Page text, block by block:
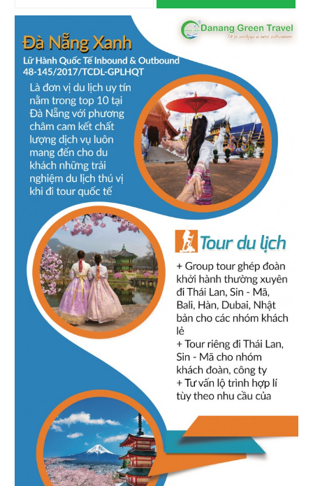
HDV nhiệt tình, thuyết trình tốt quản lý đoàn tốt, đã giới
thiệu công ty Đà Nẵng Xanh đến bạn bè sắp đến Đà Nẵng.
Mong công ty sẽ ngày càng phát triển
Đỗ Thị Tươi-Ngày gửi: 13/04/2015
Qua chuyến đi tour, đoàn chúng tôi rất hài lòng về sự
đón tiếp cũng như dẫn dắt nhiệt tình của anh hướng dẫn nói
riêng cũng như tour nói chung